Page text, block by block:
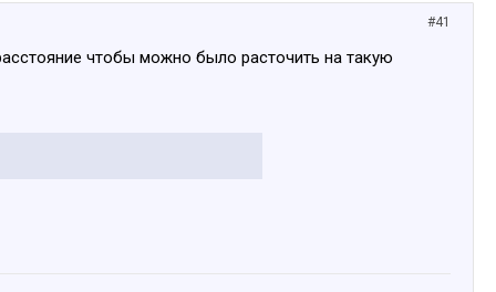
#41
чтобы можно было расточить на такую